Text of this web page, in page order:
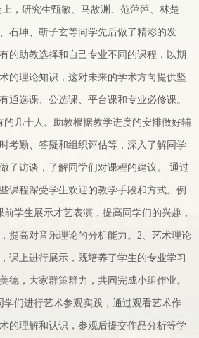
，研究生甄敏、马故渊、范萍萍、林楚
石坤、靳子玄等同学先后做了精彩的发
的助教选择和自己专业不同的课程，以期
的理论知识，这对未来的学术方向提供坚
通选课、公选课、平台课和专业必修课。
的几十人。助教根据教学进度的安排做好辅
考勤、答疑和组织评估等，深入了解同学
了访谈，了解同学们对课程的建议。 通过
课程深受学生欢迎的教学手段和方式。例
学生展示才艺表演，提高同学们的兴趣，
提高对音乐理论的分析能力。2、艺术理论
课上进行展示，既培养了学生的专业学习
德，大家群策群力，共同完成小组作业。
学们进行艺术参观实践，通过观看艺术作
的理解和认识，参观后提交作品分析等学